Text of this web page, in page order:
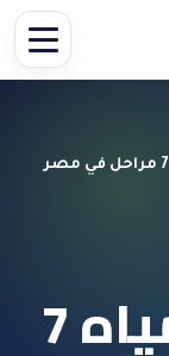
اسعار فلاتر المياه 7 مراحل في مصر
اسعار فلاتر المياه 7